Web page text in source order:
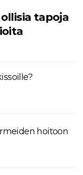
tapoja
hoitoon